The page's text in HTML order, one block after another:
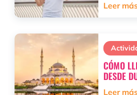
Leer
CÓMO
DESDE
Leer